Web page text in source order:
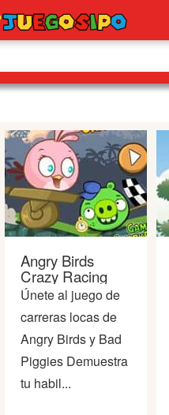
Angry Birds
Crazy Racing
Únete al juego de
carreras locas de
Angry Birds y Bad
Piggies Demuestra
tu habil...